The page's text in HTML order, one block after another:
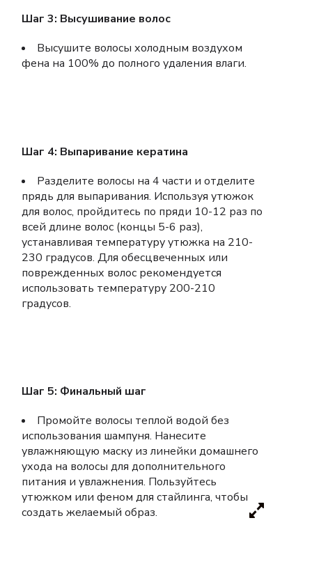
Шаг 3: Высушивание волос
Высушите волосы холодным воздухом
фена на 100% до полного удаления влаги.
Шаг 4: Выпаривание кератина
Разделите волосы на 4 части и отделите
прядь для выпаривания. Используя утюжок
для волос, пройдитесь по пряди 10-12 раз по
всей длине волос (концы 5-6 раз),
устанавливая температуру утюжка на 210-
230 градусов. Для обесцвеченных или
поврежденных волос рекомендуется
использовать температуру 200-210
градусов.
Шаг 5: Финальный шаг
Промойте волосы теплой водой без
использования шампуня. Нанесите
увлажняющую маску из линейки домашнего
ухода на волосы для дополнительного
питания и увлажнения. Пользуйтесь
утюжком или феном для стайлинга, чтобы
создать желаемый образ.